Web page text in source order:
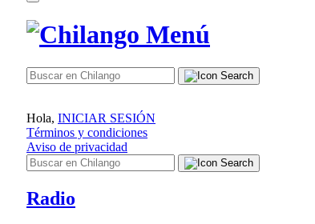
Hola, INICIAR SESIÓN
Términos y condiciones
Aviso de privacidad
Radio